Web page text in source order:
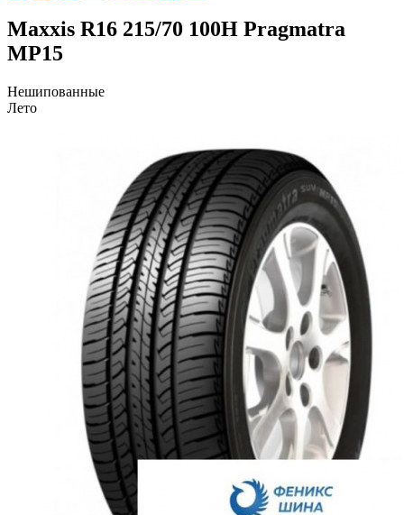
Maxxis R16 215/70 100H Pragmatra
MP15
Нешипованные
Лето